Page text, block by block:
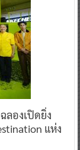
ลองเปิดยิ่ง
แห่ง